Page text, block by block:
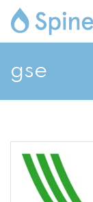
gse